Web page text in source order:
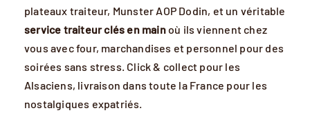
plateaux traiteur, Munster AOP Dodin, et un véritable
service traiteur clés en mainoù ils viennent chez
vous avec four, marchandises et personnel pour des
soirées sans stress. Click & collect pour les
Alsaciens, livraison dans toute la France pour les
nostalgiques expatriés.